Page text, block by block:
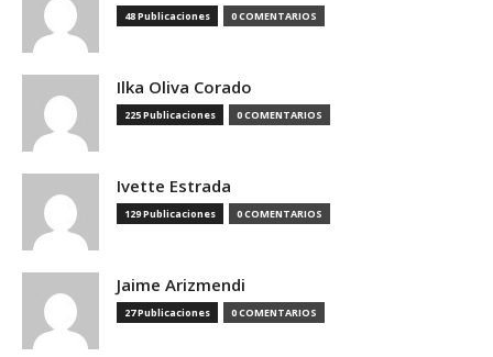
48 Publicaciones 0 COMENTARIOS
Ilka Oliva Corado
225 Publicaciones 0 COMENTARIOS
Ivette Estrada
129 Publicaciones 0 COMENTARIOS
Jaime Arizmendi
27 Publicaciones 0 COMENTARIOS